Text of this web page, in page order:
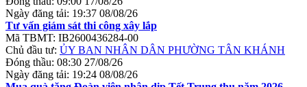
Ngày đăng tải: 19:37 08/08/26
Tư vấn giám sát thi công xây lắp
Mã TBMT: IB2600436284-00
Chủ đầu tư: ỦY BAN NHÂN DÂN PHƯỜNG TÂN KHÁNH
Đóng thầu: 08:30 27/08/26
Ngày đăng tải: 19:24 08/08/26